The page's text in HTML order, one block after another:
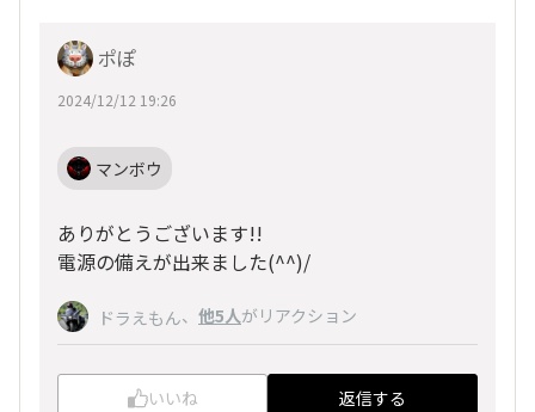
ポぽ
2024/12/12 19:26
マンボウ
ありがとうございます!!
電源の備えが出来ました(^^)/
ドラえもん、 他5人がリアクション
いいね 返信する